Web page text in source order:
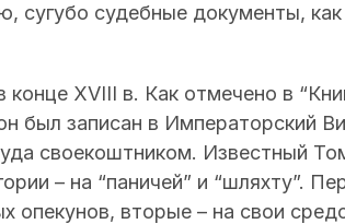
сугубо судебные документы,
XVIII в. Как отмечено в
был записан в Императорский
своекоштником. Известный
– на “паничей” и “шляхту”.
опекунов, вторые – на свои